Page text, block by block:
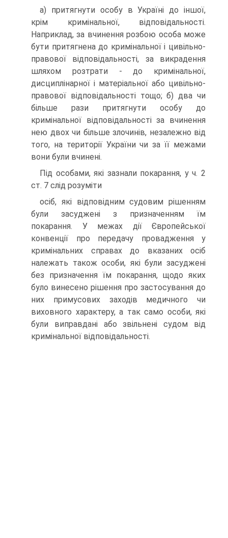
а) притягнути особу в Україні до іншої,
крім кримінальної, відповідальності.
Наприклад, за вчинення розбою особа може
бути притягнена до кримінальної і цивільно-
правової відповідальності, за викрадення
шляхом розтрати - до кримінальної,
дисциплінарної і матеріальної або цивільно-
правової відповідальності тощо; б) два чи
більше рази притягнути особу до
кримінальної відповідальності за вчинення
нею двох чи більше злочинів, незалежно від
того, на території України чи за її межами
вони були вчинені.
Під особами, які зазнали покарання, у ч. 2
ст. 7 слід розуміти
осіб, які відповідним судовим рішенням
були засуджені з призначенням їм
покарання. У межах дії Європейської
конвенції про передачу провадження у
кримінальних справах до вказаних осіб
належать також особи, які були засуджені
без призначення їм покарання, щодо яких
було винесено рішення про застосування до
них примусових заходів медичного чи
виховного характеру, а так само особи, які
були виправдані або звільнені судом від
кримінальної відповідальності.